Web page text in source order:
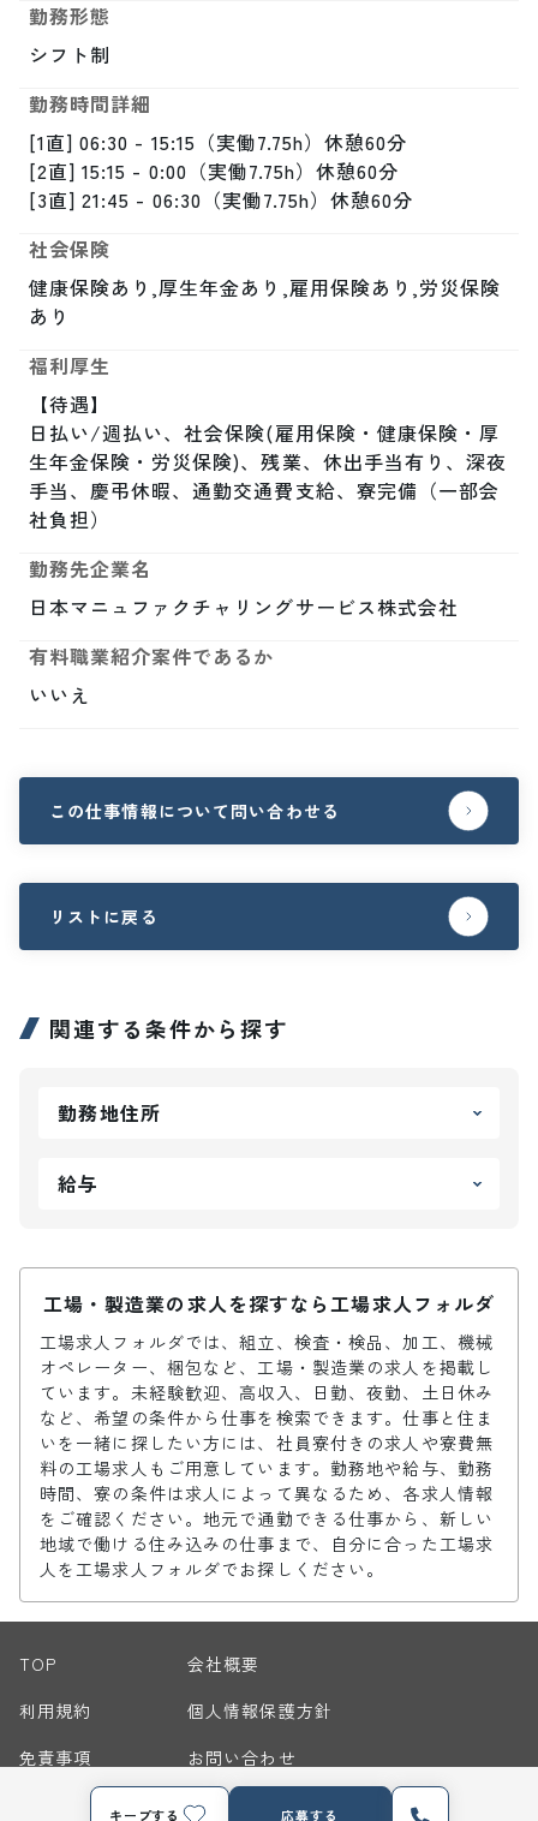
勤務形態
シフト制
勤務時間詳細
[1直] 06:30 - 15:15（実働7.75h）休憩60分
[2直] 15:15 - 0:00（実働7.75h）休憩60分
[3直] 21:45 - 06:30（実働7.75h）休憩60分
社会保険
健康保険あり,厚生年金あり,雇用保険あり,労災保険
あり
福利厚生
【待遇】
日払い/週払い、社会保険(雇用保険・健康保険・厚
生年金保険・労災保険)、残業、休出手当有り、深夜
手当、慶弔休暇、通勤交通費支給、寮完備（一部会
社負担）
勤務先企業名
日本マニュファクチャリングサービス株式会社
有料職業紹介案件であるか
いいえ
この仕事情報について問い合わせる
リストに戻る
キープする 応募する
関連する条件から探す
勤務地住所
給与
工場・製造業の求人を探すなら工場求人フォルダ
工場求人フォルダでは、組立、検査・検品、加工、機械
オペレーター、梱包など、工場・製造業の求人を掲載し
ています。未経験歓迎、高収入、日勤、夜勤、土日休み
など、希望の条件から仕事を検索できます。仕事と住ま
いを一緒に探したい方には、社員寮付きの求人や寮費無
料の工場求人もご用意しています。勤務地や給与、勤務
時間、寮の条件は求人によって異なるため、各求人情報
をご確認ください。地元で通勤できる仕事から、新しい
地域で働ける住み込みの仕事まで、自分に合った工場求
人を工場求人フォルダでお探しください。
TOP
会社概要
利用規約
個人情報保護方針
免責事項
お問い合わせ
サイトマップ